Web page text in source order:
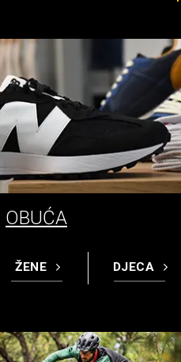
OBUĆA
ŽENE DJECA